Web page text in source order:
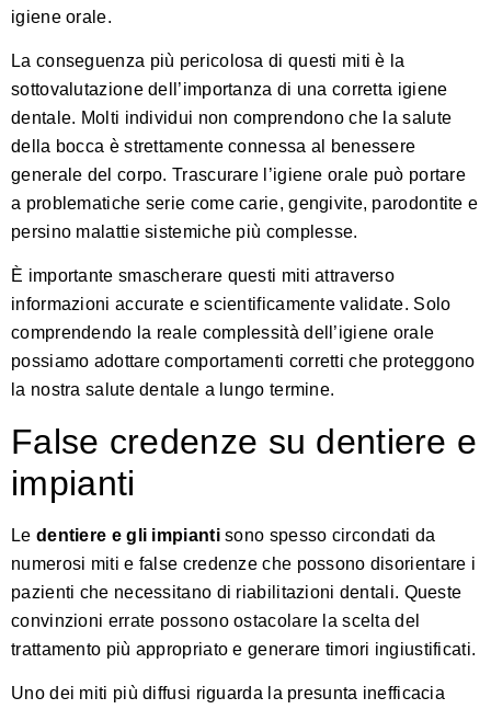
igiene orale.
La conseguenza più pericolosa di questi miti è la
sottovalutazione dell’importanza di una corretta igiene
dentale. Molti individui non comprendono che la salute
della bocca è strettamente connessa al benessere
generale del corpo. Trascurare l’igiene orale può portare
a problematiche serie come carie, gengivite, parodontite e
persino malattie sistemiche più complesse.
È importante smascherare questi miti attraverso
informazioni accurate e scientificamente validate. Solo
comprendendo la reale complessità dell’igiene orale
possiamo adottare comportamenti corretti che proteggono
la nostra salute dentale a lungo termine.
False credenze su dentiere e
impianti
Le dentiere e gli impiantisono spesso circondati da
numerosi miti e false credenze che possono disorientare i
pazienti che necessitano di riabilitazioni dentali. Queste
convinzioni errate possono ostacolare la scelta del
trattamento più appropriato e generare timori ingiustificati.
Uno dei miti più diffusi riguarda la presunta inefficacia